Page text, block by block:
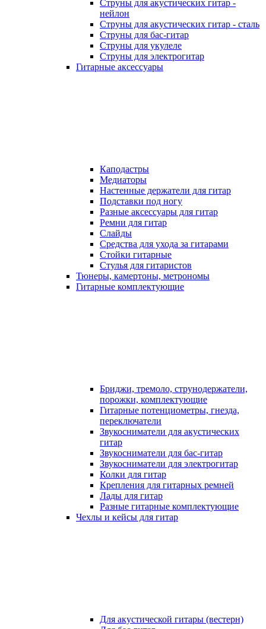
Струны для акустических гитар -
нейлон
Струны для акустических гитар - сталь
Струны для бас-гитар
Струны для укулеле
Струны для электрогитар
Гитарные аксессуары
Каподастры
Медиаторы
Настенные держатели для гитар
Подставки под ногу
Разные аксессуары для гитар
Ремни для гитар
Слайды
Средства для ухода за гитарами
Стойки гитарные
Стулья для гитаристов
Тюнеры, камертоны, метрономы
Гитарные комплектующие
Бриджи, тремоло, струнодержатели,
порожки, комплектующие
Гитарные потенциометры, гнезда,
переключатели
Звукосниматели для акустических
гитар
Звукосниматели для бас-гитар
Звукосниматели для электрогитар
Колки для гитар
Крепления для гитарных ремней
Лады для гитар
Разные гитарные комплектующие
Чехлы и кейсы для гитар
Для акустической гитары (вестерн)